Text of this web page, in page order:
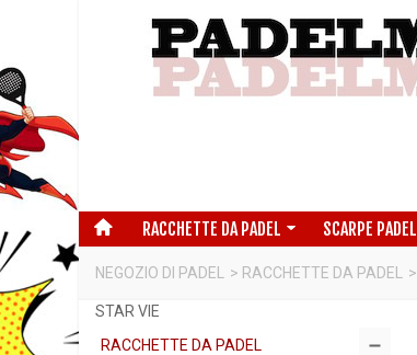
RACCHETTE DA PADEL SCARPE PADEL
NEGOZIO DI PADEL > RACCHETTE DA PADEL >
STAR VIE
RACCHETTE DA PADEL